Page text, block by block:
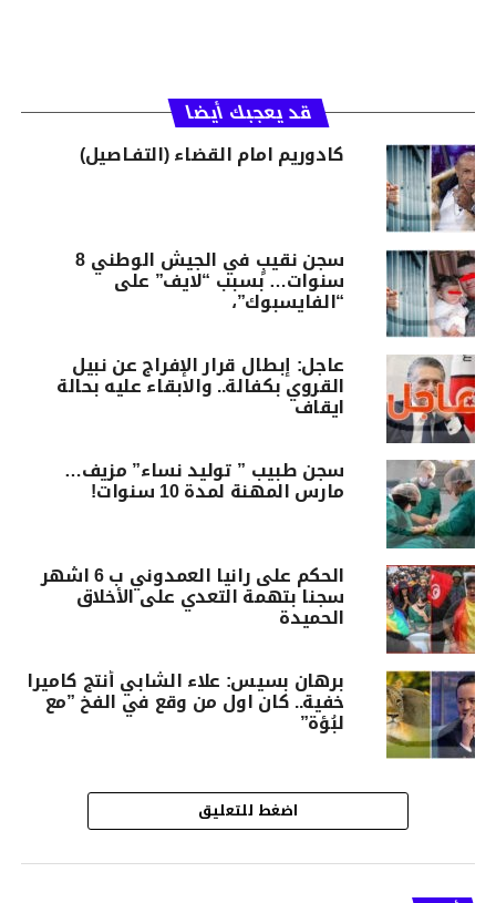
قد يعجبك أيضا
كادوريم امام القضاء (التفـاصيل)
سجن نقيبٍ في الجيش الوطني 8
سنوات… بسبب “لايف” على
“الفايسبوك”،
عاجل: إبطال قرار الإفراج عن نبيل
القروي بكفالة.. والابقاء عليه بحالة
ايقاف
سجن طبيب ” توليد نساء” مزيف…
مارس المهنة لمدة 10 سنوات!
الحكم على رانيا العمدوني ب 6 اشهر
سجنا بتهمة التعدي على الأخلاق
الحميدة
برهان بسيس: علاء الشابي أنتج كاميرا
خفية.. كان اول من وقع في الفخ ”مع
لبُؤة”
اضغط للتعليق